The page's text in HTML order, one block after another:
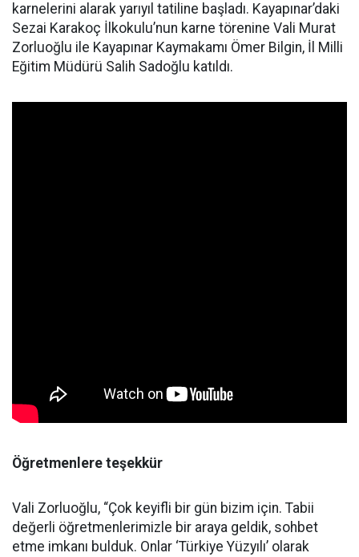
karnelerini alarak yarıyıl tatiline başladı. Kayapınar’daki
Sezai Karakoç İlkokulu’nun karne törenine Vali Murat
Zorluoğlu ile Kayapınar Kaymakamı Ömer Bilgin, İl Milli
Eğitim Müdürü Salih Sadoğlu katıldı.
Öğretmenlere teşekkür
Vali Zorluoğlu, “Çok keyifli bir gün bizim için. Tabii
değerli öğretmenlerimizle bir araya geldik, sohbet
etme imkanı bulduk. Onlar ‘Türkiye Yüzyılı’ olarak